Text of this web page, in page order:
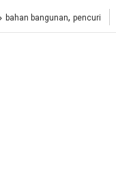
bahan bangunan, pencuri